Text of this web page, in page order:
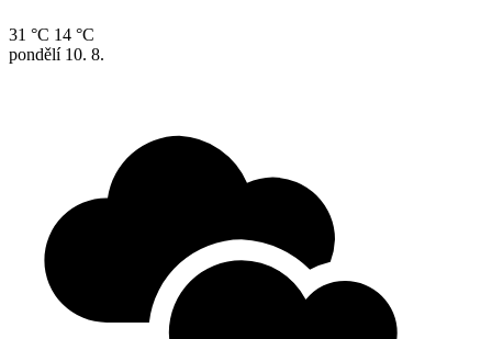
31 °C 14 °C
pondělí 10. 8.